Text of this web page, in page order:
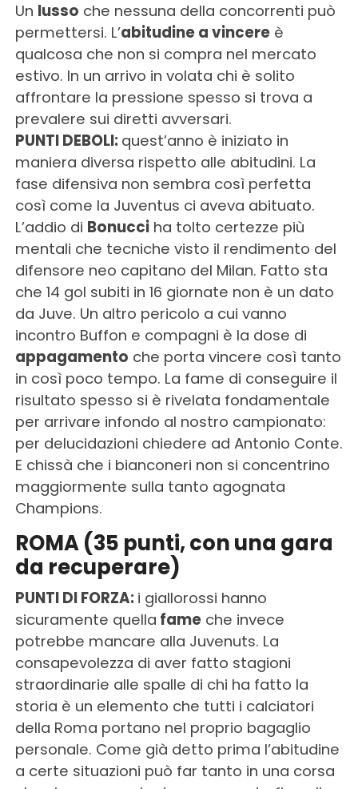
Un lusso che nessuna della concorrenti può
permettersi. L’abitudine a vincereè
qualcosa che non si compra nel mercato
estivo. In un arrivo in volata chi è solito
affrontare la pressione spesso si trova a
prevalere sui diretti avversari.
PUNTI DEBOLI: quest’anno è iniziato in
maniera diversa rispetto alle abitudini. La
fase difensiva non sembra così perfetta
così come la Juventus ci aveva abituato.
L’addio di Bonucciha tolto certezze più
mentali che tecniche visto il rendimento del
difensore neo capitano del Milan. Fatto sta
che 14 gol subiti in 16 giornate non è un dato
da Juve. Un altro pericolo a cui vanno
incontro Buffon e compagni è la dose di
appagamento che porta vincere così tanto
in così poco tempo. La fame di conseguire il
risultato spesso si è rivelata fondamentale
per arrivare infondo al nostro campionato:
per delucidazioni chiedere ad Antonio Conte.
E chissà che i bianconeri non si concentrino
maggiormente sulla tanto agognata
Champions.
ROMA (35 punti, con una gara
da recuperare)
PUNTI DI FORZA: i giallorossi hanno
sicuramente quella fameche invece
potrebbe mancare alla Juvenuts. La
consapevolezza di aver fatto stagioni
straordinarie alle spalle di chi ha fatto la
storia è un elemento che tutti i calciatori
della Roma portano nel proprio bagaglio
personale. Come già detto prima l’abitudine
a certe situazioni può far tanto in una corsa